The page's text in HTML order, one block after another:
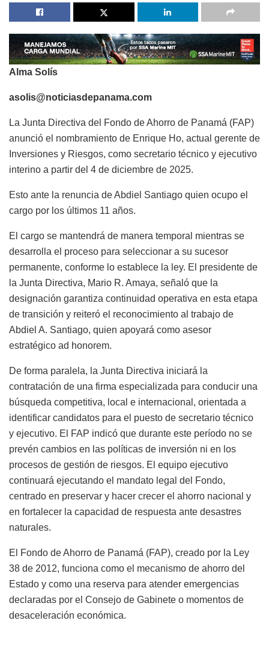
Alma Solís
asolis@noticiasdepanama.com
La Junta Directiva del Fondo de Ahorro de Panamá (FAP)
anunció el nombramiento de Enrique Ho, actual gerente de
Inversiones y Riesgos, como secretario técnico y ejecutivo
interino a partir del 4 de diciembre de 2025.
Esto ante la renuncia de Abdiel Santiago quien ocupo el
cargo por los últimos 11 años.
El cargo se mantendrá de manera temporal mientras se
desarrolla el proceso para seleccionar a su sucesor
permanente, conforme lo establece la ley. El presidente de
la Junta Directiva, Mario R. Amaya, señaló que la
designación garantiza continuidad operativa en esta etapa
de transición y reiteró el reconocimiento al trabajo de
Abdiel A. Santiago, quien apoyará como asesor
estratégico ad honorem.
De forma paralela, la Junta Directiva iniciará la
contratación de una firma especializada para conducir una
búsqueda competitiva, local e internacional, orientada a
identificar candidatos para el puesto de secretario técnico
y ejecutivo. El FAP indicó que durante este período no se
prevén cambios en las políticas de inversión ni en los
procesos de gestión de riesgos. El equipo ejecutivo
continuará ejecutando el mandato legal del Fondo,
centrado en preservar y hacer crecer el ahorro nacional y
en fortalecer la capacidad de respuesta ante desastres
naturales.
El Fondo de Ahorro de Panamá (FAP), creado por la Ley
38 de 2012, funciona como el mecanismo de ahorro del
Estado y como una reserva para atender emergencias
declaradas por el Consejo de Gabinete o momentos de
desaceleración económica.